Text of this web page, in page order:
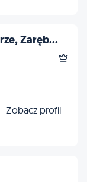
Zaręb...
Zobacz profil